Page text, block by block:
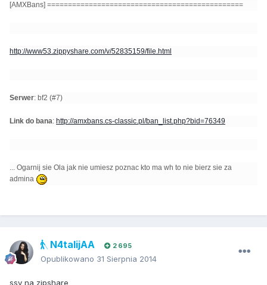
[AMXBans] ===============================================
http://www53.zippyshare.com/v/52835159/file.html
Serwer: bf2 (#7)
Link do bana: http://amxbans.cs-classic.pl/ban_list.php?bid=76349
... Ogarnij sie Ola jak nie umiesz poznac kto ma wh to nie bierz sie za
admina
N4talijAA 2 695
Opublikowano 31 Sierpnia 2014
ssy na zipshare